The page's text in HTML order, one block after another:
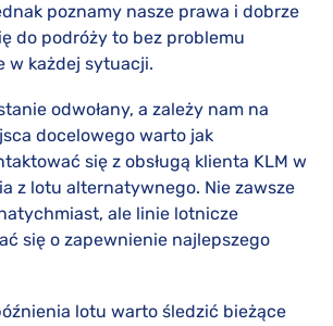
poznamy nasze prawa i dobrze
do podróży to bez problemu
w każdej sytuacji.
odwołany, a zależy nam na
docelowego warto jak
się z obsługą klienta KLM w
z lotu alternatywnego. Nie zawsze
ale linie lotnicze
się o zapewnienie najlepszego
lotu warto śledzić bieżące